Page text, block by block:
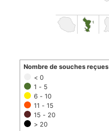
< 0
1 - 5
6 - 10
11 - 15
15 - 20
> 20
Nombre de souches reçues